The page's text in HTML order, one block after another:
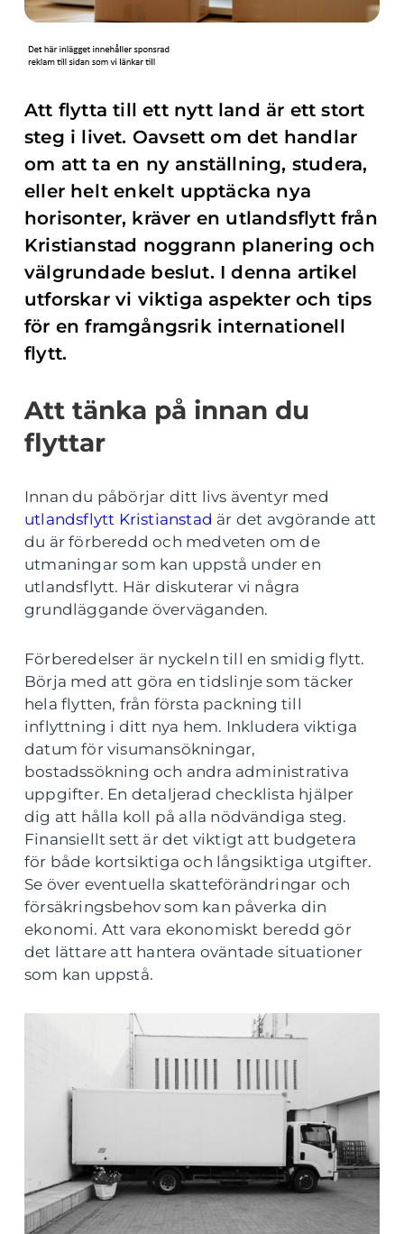
Att flytta till ett nytt land är ett stort
steg i livet. Oavsett om det handlar
om att ta en ny anställning, studera,
eller helt enkelt upptäcka nya
horisonter, kräver en utlandsflytt från
Kristianstad noggrann planering och
välgrundade beslut. I denna artikel
utforskar vi viktiga aspekter och tips
för en framgångsrik internationell
flytt.
Att tänka på innan du
flyttar
Innan du påbörjar ditt livs äventyr med
utlandsflytt Kristianstad är det avgörande att
du är förberedd och medveten om de
utmaningar som kan uppstå under en
utlandsflytt. Här diskuterar vi några
grundläggande överväganden.
Förberedelser är nyckeln till en smidig flytt.
Börja med att göra en tidslinje som täcker
hela flytten, från första packning till
inflyttning i ditt nya hem. Inkludera viktiga
datum för visumansökningar,
bostadssökning och andra administrativa
uppgifter. En detaljerad checklista hjälper
dig att hålla koll på alla nödvändiga steg.
Finansiellt sett är det viktigt att budgetera
för både kortsiktiga och långsiktiga utgifter.
Se över eventuella skatteförändringar och
försäkringsbehov som kan påverka din
ekonomi. Att vara ekonomiskt beredd gör
det lättare att hantera oväntade situationer
som kan uppstå.